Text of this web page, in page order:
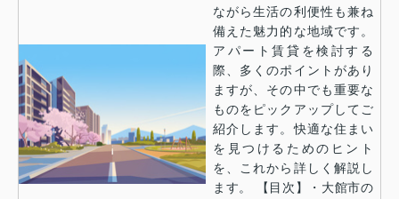
ながら生活の利便性も兼ね
備えた魅力的な地域です。
アパート賃貸を検討する
際、多くのポイントがあり
ますが、その中でも重要な
ものをピックアップしてご
紹介します。快適な住まい
を見つけるためのヒント
を、これから詳しく解説し
ます。 【目次】・大館市の